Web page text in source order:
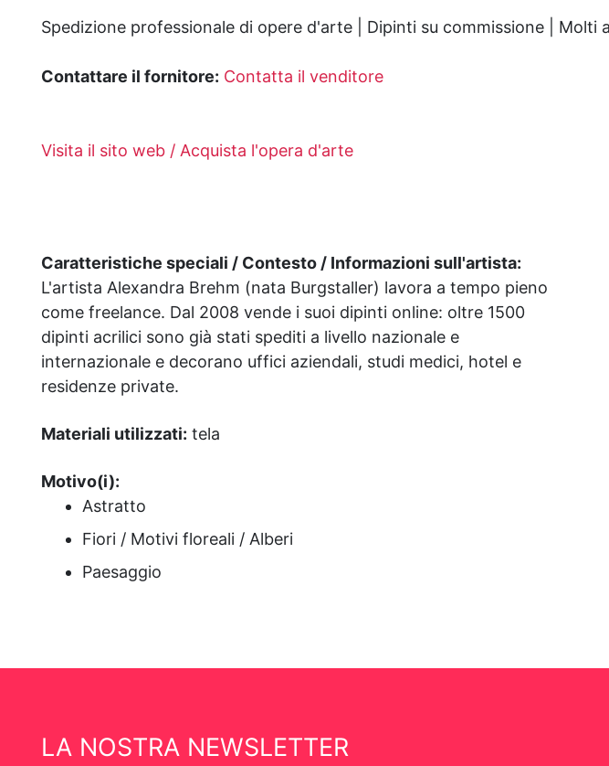
Spedizione professionale di opere d'arte | Dipinti su commissione | Molti
Contattare il fornitore: Contatta il venditore
Visita il sito web / Acquista l'opera d'arte
Caratteristiche speciali / Contesto / Informazioni sull'artista:
L'artista Alexandra Brehm (nata Burgstaller) lavora a tempo pieno
come freelance. Dal 2008 vende i suoi dipinti online: oltre 1500
dipinti acrilici sono già stati spediti a livello nazionale e
internazionale e decorano uffici aziendali, studi medici, hotel e
residenze private.
Materiali utilizzati: tela
Motivo(i):
Astratto
Fiori / Motivi floreali / Alberi
Paesaggio
LA NOSTRA NEWSLETTER